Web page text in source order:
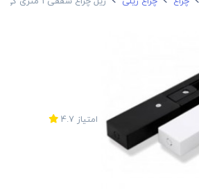
امتیاز 4.7